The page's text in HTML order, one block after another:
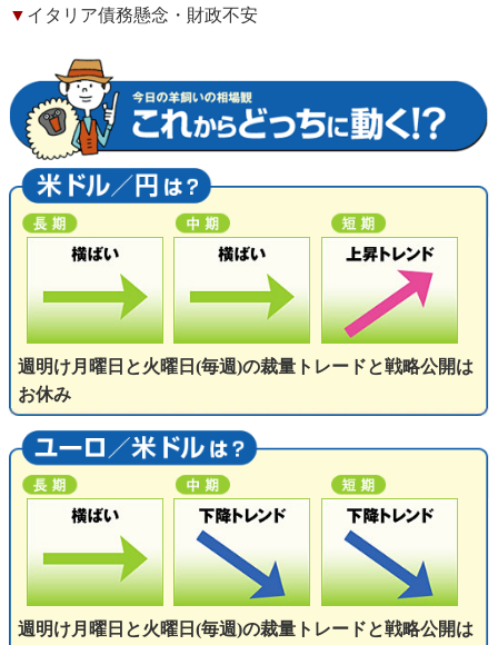
▼ イタリア債務懸念・財政不安
週明け月曜日と火曜日(毎週)の裁量トレードと戦略公開は
お休み
週明け月曜日と火曜日(毎週)の裁量トレードと戦略公開は